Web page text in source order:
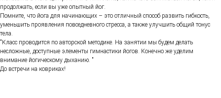
продолжать, если вы уже опытный йог.
Помните, что йога для начинающих – это отличный способ развить гибкость,
уменьшить проявления повседневного стресса, а также улучшить общий тонус
тела.
"Класс проводится по авторской методике. На занятии мы будем делать
несложные, доступные элементы гимнастики йогов. Конечно же уделим
внимание йогическому дыханию. "
До встречи на ковриках!